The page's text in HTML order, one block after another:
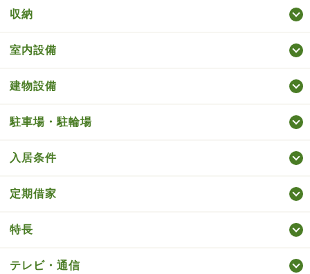
収納
室内設備
建物設備
駐車場・駐輪場
入居条件
定期借家
特長
テレビ・通信